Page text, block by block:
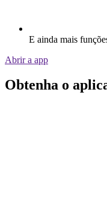
E ainda mais
Abrir a app
Obtenha o